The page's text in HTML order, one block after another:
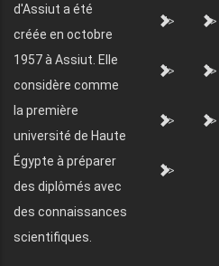
d'Assiut a été
créée en octobre
1957 à Assiut. Elle
considère comme
la première
université de Haute
Égypte à préparer
des diplômés avec
des connaissances
scientifiques.
"> ">
"> ">
"> ">
">